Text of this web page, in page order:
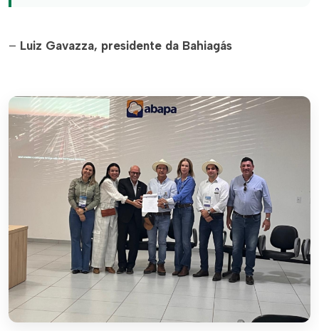
– Luiz Gavazza, presidente da Bahiagás